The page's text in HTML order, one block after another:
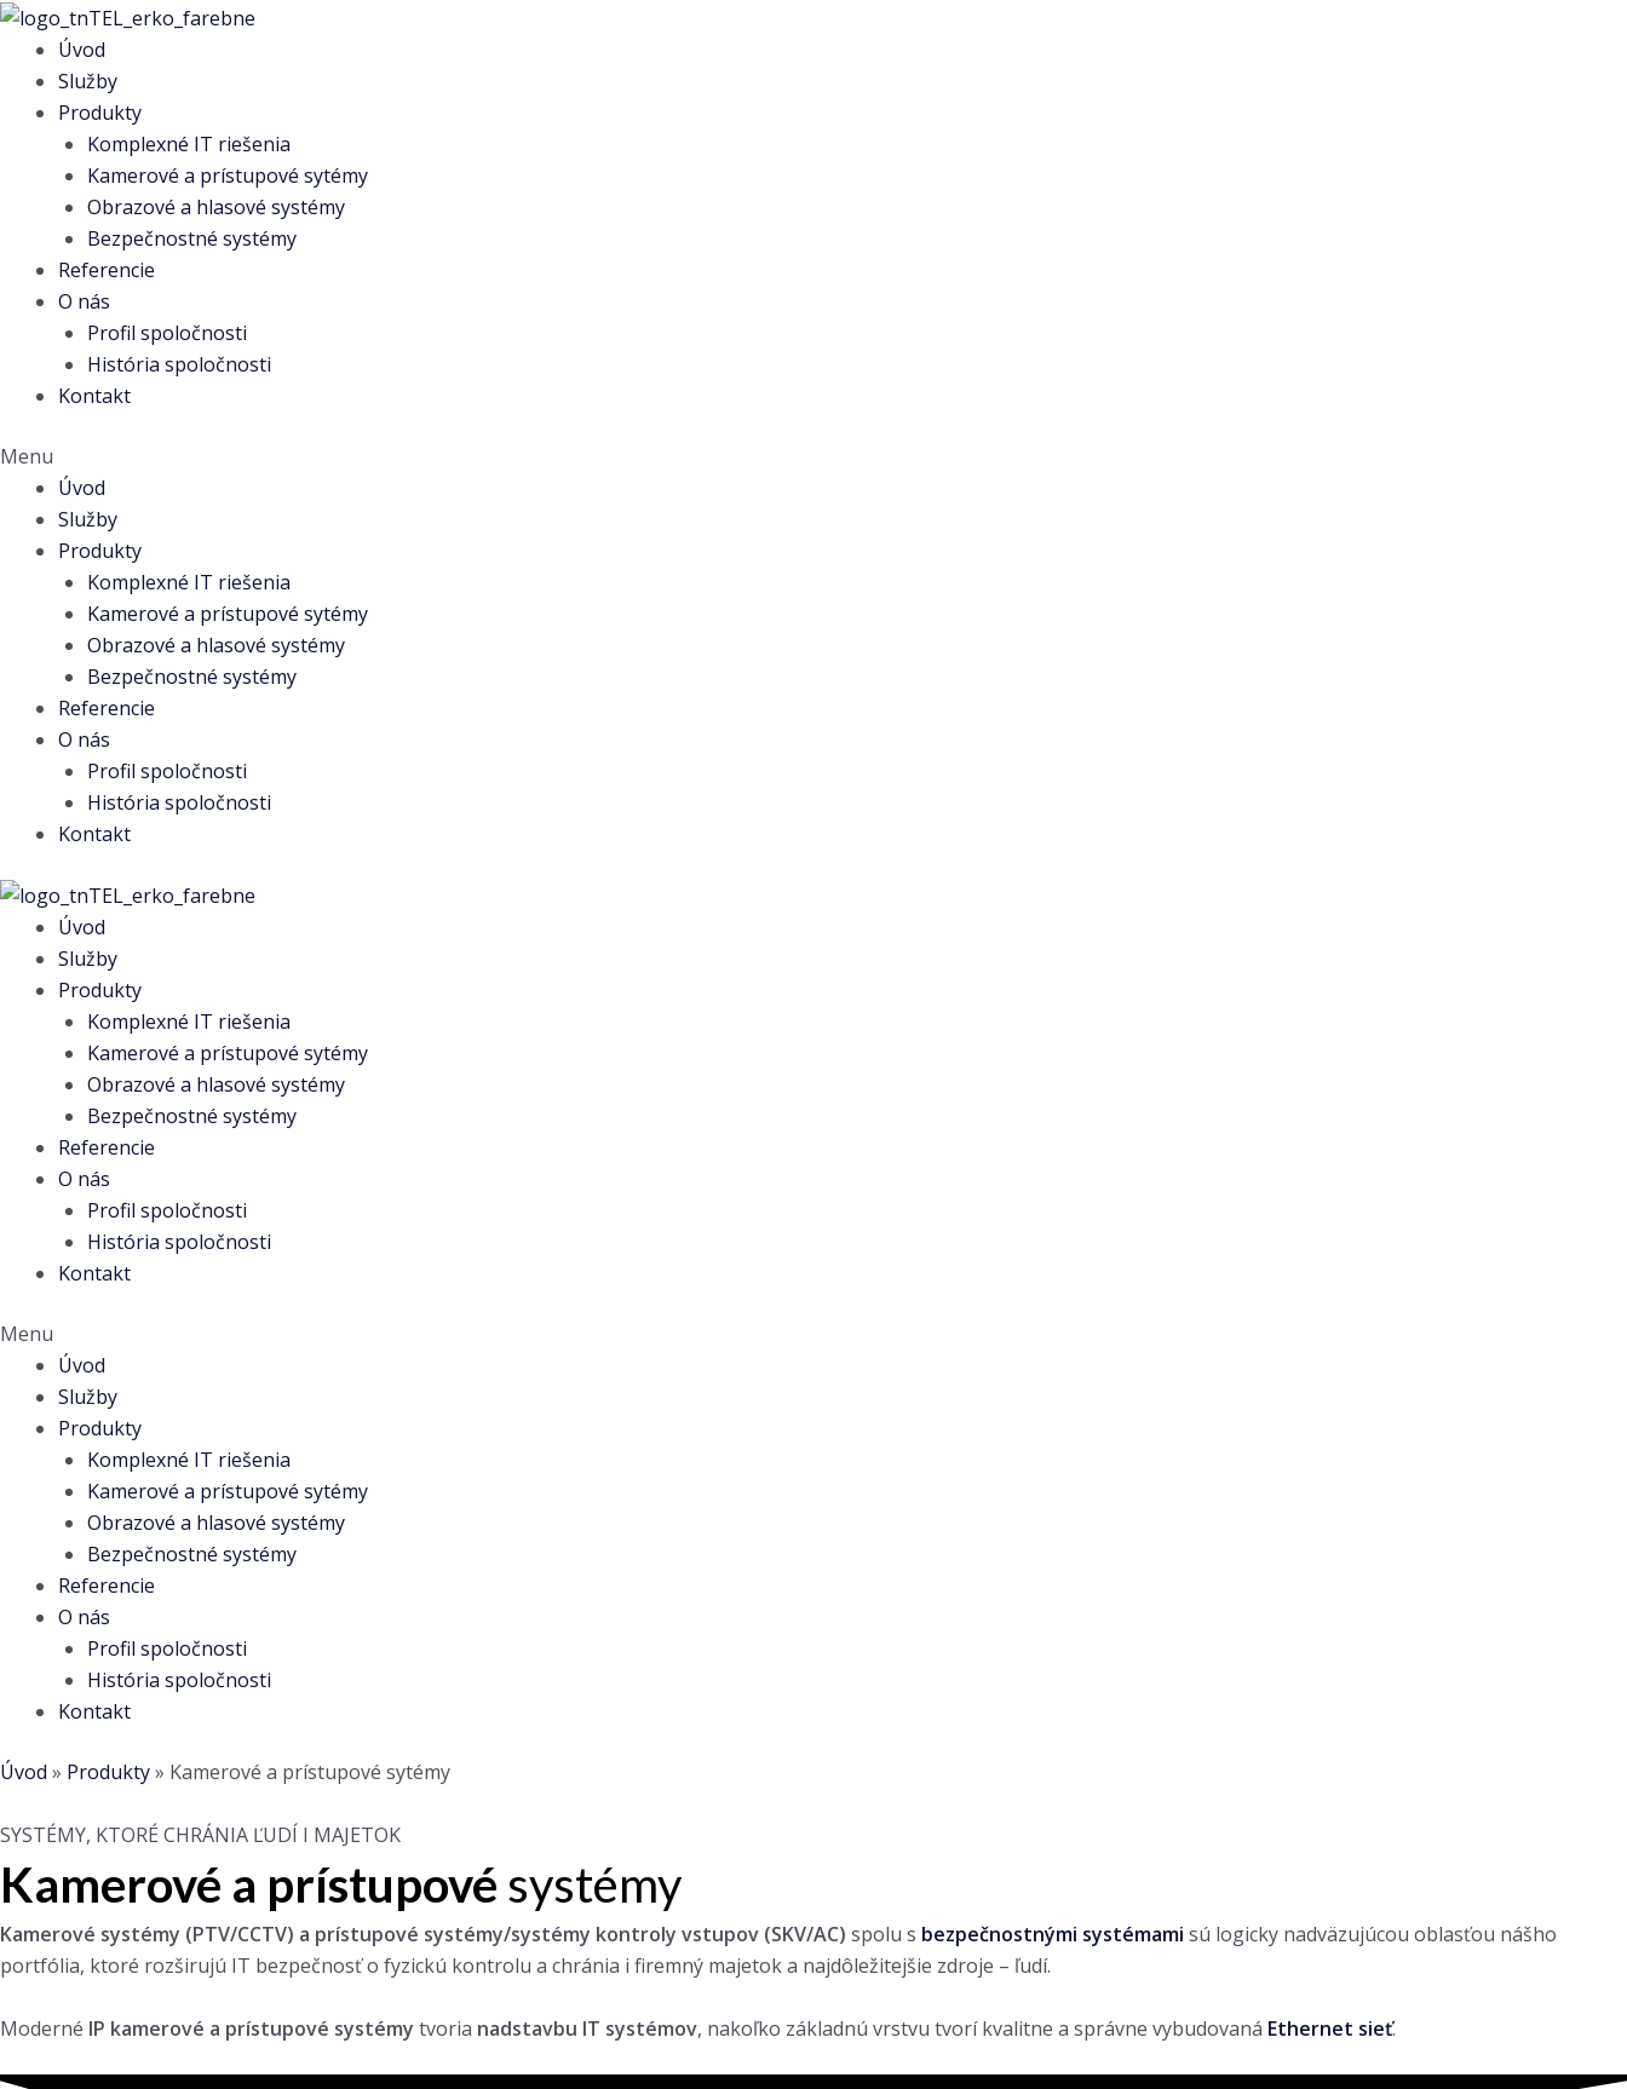
Preskočiť
obsah
Úvod
Služby
Produkty
Komplexné IT riešenia
Kamerové a prístupové sytémy
Obrazové a hlasové systémy
Bezpečnostné systémy
Referencie
O nás
Profil spoločnosti
História spoločnosti
Kontakt
Menu
Úvod
Služby
Produkty
Komplexné IT riešenia
Kamerové a prístupové sytémy
Obrazové a hlasové systémy
Bezpečnostné systémy
Referencie
O nás
Profil spoločnosti
História spoločnosti
Kontakt
Úvod
Služby
Produkty
Komplexné IT riešenia
Kamerové a prístupové sytémy
Obrazové a hlasové systémy
Bezpečnostné systémy
Referencie
O nás
Profil spoločnosti
História spoločnosti
Kontakt
Menu
Úvod
Služby
Produkty
Komplexné IT riešenia
Kamerové a prístupové sytémy
Obrazové a hlasové systémy
Bezpečnostné systémy
Referencie
O nás
Profil spoločnosti
História spoločnosti
Kontakt
Úvod » Produkty» Kamerové a prístupové sytémy
SYSTÉMY, KTORÉ CHRÁNIA ĽUDÍ I MAJETOK
Kamerové a prístupové systémy
Kamerové systémy (PTV/CCTV) a prístupové systémy/systémy kontroly vstupov (SKV/AC) spolu s bezpečnostnými systémami sú logicky nadväzujúcou oblasťou nášho
portfólia, ktoré rozširujú IT bezpečnosť o fyzickú kontrolu a chránia i firemný majetok a najdôležitejšie zdroje – ľudí.
Moderné IP kamerové a prístupové systémy tvoria nadstavbu IT systémov, nakoľko základnú vrstvu tvorí kvalitne a správne vybudovaná Ethernet sieť.